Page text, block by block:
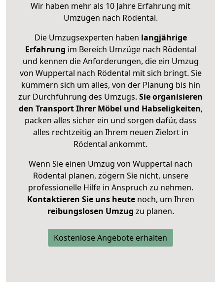
Wir haben mehr als 10 Jahre Erfahrung mit
Umzügen nach Rödental.
Die Umzugsexperten haben langjährige
Erfahrung im Bereich Umzüge nach Rödental
und kennen die Anforderungen, die ein Umzug
von Wuppertal nach Rödental mit sich bringt. Sie
kümmern sich um alles, von der Planung bis hin
zur Durchführung des Umzugs. Sie organisieren
den Transport Ihrer Möbel und Habseligkeiten,
packen alles sicher ein und sorgen dafür, dass
alles rechtzeitig an Ihrem neuen Zielort in
Rödental ankommt.
Wenn Sie einen Umzug von Wuppertal nach
Rödental planen, zögern Sie nicht, unsere
professionelle Hilfe in Anspruch zu nehmen.
Kontaktieren Sie uns heutenoch, um Ihren
reibungslosen Umzug zu planen.
Kostenlose Angebote erhalten